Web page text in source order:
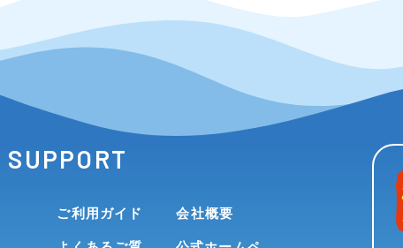
SUPPORT
ご利用ガイド 会社概要